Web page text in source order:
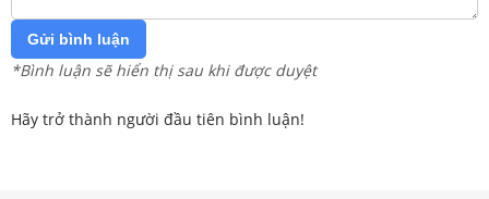
Gửi bình luận
*Bình luận sẽ hiển thị sau khi được duyệt
Hãy trở thành người đầu tiên bình luận!